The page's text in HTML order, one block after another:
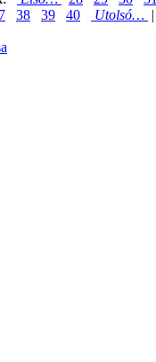
38 39 40 Utolsó… |